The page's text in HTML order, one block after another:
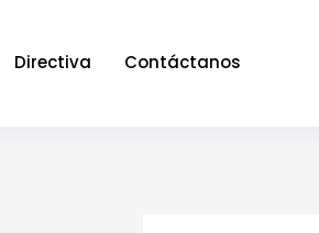
Directiva Contáctanos